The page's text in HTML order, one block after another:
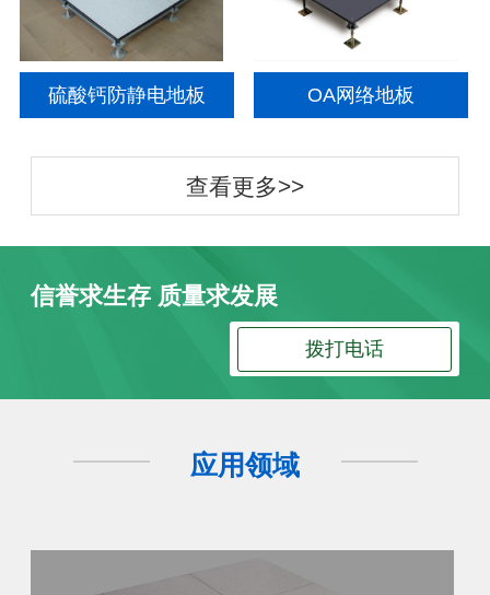
硫酸钙防静电地板 OA网络地板
查看更多>>
信誉求生存 质量求发展
拨打电话
应用领域
防静电地板